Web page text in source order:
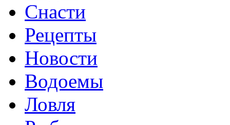
Снасти
Рецепты
Новости
Водоемы
Ловля